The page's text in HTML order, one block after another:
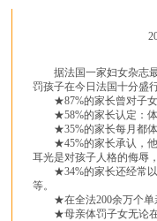
据法国一家妇女杂志最
罚孩子在今日法国十分盛
★87%的家长曾对子女
★58%的家长认定：体
★35%的家长每月都体
★45%的家长承认，他
耳光是对孩子人格的侮辱
★34%的家长还经常以
等。
★在全法200余万个单
★母亲体罚子女无论在